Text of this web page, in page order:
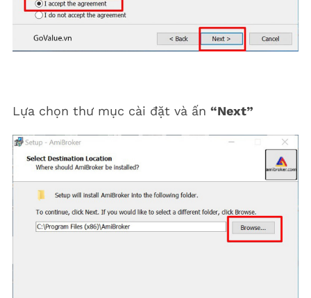
Lựa chọn thư mục cài đặt và ấn “Next”